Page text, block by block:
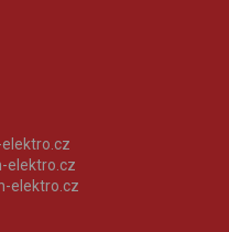
elektro.cz
elektro.cz